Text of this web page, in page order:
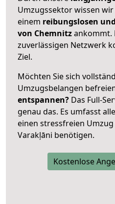
Umzugssektor wissen
einem reibungslosen
von Chemnitzankommt.
zuverlässigen Netzwerk
Ziel.
Möchten Sie sich
Umzugsbelangen
entspannen? Das Full-
genau das. Es umfasst
einen stressfreien
Varakļāni benötigen.
Kostenlose